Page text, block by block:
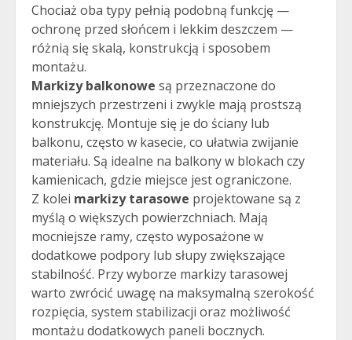
Chociaż oba typy pełnią podobną funkcję —
ochronę przed słońcem i lekkim deszczem —
różnią się skalą, konstrukcją i sposobem
montażu.
Markizy balkonowe są przeznaczone do
mniejszych przestrzeni i zwykle mają prostszą
konstrukcję. Montuje się je do ściany lub
balkonu, często w kasecie, co ułatwia zwijanie
materiału. Są idealne na balkony w blokach czy
kamienicach, gdzie miejsce jest ograniczone.
Z kolei markizy tarasowe projektowane są z
myślą o większych powierzchniach. Mają
mocniejsze ramy, często wyposażone w
dodatkowe podpory lub słupy zwiększające
stabilność. Przy wyborze markizy tarasowej
warto zwrócić uwagę na maksymalną szerokość
rozpięcia, system stabilizacji oraz możliwość
montażu dodatkowych paneli bocznych.